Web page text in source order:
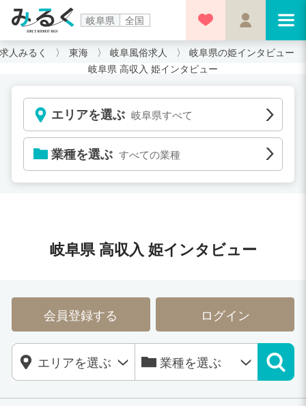
岐阜県 全国
人みるく 東海 岐阜風俗求人
岐阜県の姫インタビュー
岐阜県 高収入 姫インタビュー
エリアを選ぶ 岐阜県すべて
業種を選ぶ すべての業種
岐阜県 高収入 姫インタビュー
会員登録する ログイン